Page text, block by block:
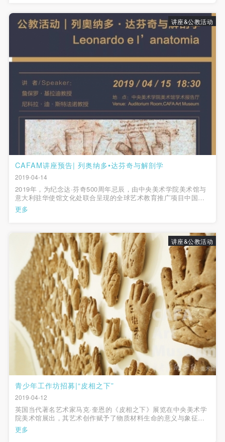
讲座&公教活动
CAFAM讲座预告| 列奥纳多•达芬奇与解剖学
2019-04-14
2019年，为纪念达·芬奇500周年忌辰，由中央美术学院美术馆与
意大利驻华使馆文化处联合呈现的全球艺术教育推广项目中国首
站“达·芬奇的艺术：不可能的相遇”将于4月16日在央美美术馆开
展，同时双方共同策划的系列讲座，也将在开幕前和展览期间持
更多
讲座&公教活动
青少年工作坊招募|“皮相之下”
2019-04-12
英国当代著名艺术家马克·奎恩的《皮相之下》展览在中央美术学
院美术馆展出，其艺术创作赋予了物质材料生命的意义与象征，
为人们带来了重新对于自身肉体的强烈关注与再次认知。我馆公
共教育部在展览期间，邀请专业艺术教育工作者共同策划，在本
更多
同下参观。
第四条
参加活动者在此次活动期间的人身安全责任自负。鼓
励参加者自行购买人身安全保险。活动中一旦出现事
故，活动中任何非事故当事人及美术馆将不承担人身
事故的任何责任，但有互相援助的义务。参加活动的
成员应当积极主动的组织实施救援工作，但对事故本
身不承担任何法律责任和经济责任。参加本次活动者
的人身安全不负有民事及相关连带责任。
第五条
参加活动者在此次活动期间应主动遵守美术馆活动秩
序、维护美术馆场地及展示、展览、馆藏艺术作品及
衍生品的安全。活动中一旦因个人原因造成美术馆场
地、空间、艺术品、衍生品等受到不同程度的损失、
破坏。活动中任何非事故当事人及美术馆将不承担相
文、组织规定进行协商和赔偿。并追究相应的法律责
任和经济责任。
第六条
参与活动者在参与活动时应当在美术馆工作人员及活
动导师、教师指导下进行，并正确的使用活动中所涉
及到的绘画工具、创作材料及配套设备、设施，若参
与者因个人原因在使用相应绘画工具、创作材料及配
套设备、设施造成个人受伤、伤害他人及造成相应工
具、材料、设备或设施的故障或损坏。参与活动者应
当承当相应的全部责任，并主动赔偿相应的经济损
失。活动中任何非事故当事人及美术馆将不承担人身
事故的任何责任。
中央美术学院美术馆肖像权许可使用协议
根据《中华人民共和国广告法》、《中华人民共和国
民法通则》以及 最高人民法院关于贯彻执行 《中华
同下参观。
第四条
参加活动者在此次活动期间的人身安全责任自负。鼓
励参加者自行购买人身安全保险。活动中一旦出现事
故，活动中任何非事故当事人及美术馆将不承担人身
事故的任何责任，但有互相援助的义务。参加活动的
成员应当积极主动的组织实施救援工作，但对事故本
身不承担任何法律责任和经济责任。参加本次活动者
的人身安全不负有民事及相关连带责任。
第五条
参加活动者在此次活动期间应主动遵守美术馆活动秩
序、维护美术馆场地及展示、展览、馆藏艺术作品及
衍生品的安全。活动中一旦因个人原因造成美术馆场
地、空间、艺术品、衍生品等受到不同程度的损失、
破坏。活动中任何非事故当事人及美术馆将不承担相
文、组织规定进行协商和赔偿。并追究相应的法律责
任和经济责任。
第六条
参与活动者在参与活动时应当在美术馆工作人员及活
动导师、教师指导下进行，并正确的使用活动中所涉
及到的绘画工具、创作材料及配套设备、设施，若参
与者因个人原因在使用相应绘画工具、创作材料及配
套设备、设施造成个人受伤、伤害他人及造成相应工
具、材料、设备或设施的故障或损坏。参与活动者应
当承当相应的全部责任，并主动赔偿相应的经济损
失。活动中任何非事故当事人及美术馆将不承担人身
事故的任何责任。
中央美术学院美术馆肖像权许可使用协议
根据《中华人民共和国广告法》、《中华人民共和国
民法通则》以及 最高人民法院关于贯彻执行 《中华
同下参观。
第四条
参加活动者在此次活动期间的人身安全责任自负。鼓
励参加者自行购买人身安全保险。活动中一旦出现事
故，活动中任何非事故当事人及美术馆将不承担人身
事故的任何责任，但有互相援助的义务。参加活动的
成员应当积极主动的组织实施救援工作，但对事故本
身不承担任何法律责任和经济责任。参加本次活动者
的人身安全不负有民事及相关连带责任。
第五条
参加活动者在此次活动期间应主动遵守美术馆活动秩
序、维护美术馆场地及展示、展览、馆藏艺术作品及
衍生品的安全。活动中一旦因个人原因造成美术馆场
地、空间、艺术品、衍生品等受到不同程度的损失、
破坏。活动中任何非事故当事人及美术馆将不承担相
文、组织规定进行协商和赔偿。并追究相应的法律责
任和经济责任。
第六条
参与活动者在参与活动时应当在美术馆工作人员及活
动导师、教师指导下进行，并正确的使用活动中所涉
及到的绘画工具、创作材料及配套设备、设施，若参
与者因个人原因在使用相应绘画工具、创作材料及配
套设备、设施造成个人受伤、伤害他人及造成相应工
具、材料、设备或设施的故障或损坏。参与活动者应
当承当相应的全部责任，并主动赔偿相应的经济损
失。活动中任何非事故当事人及美术馆将不承担人身
事故的任何责任。
中央美术学院美术馆肖像权许可使用协议
根据《中华人民共和国广告法》、《中华人民共和国
民法通则》以及 最高人民法院关于贯彻执行 《中华